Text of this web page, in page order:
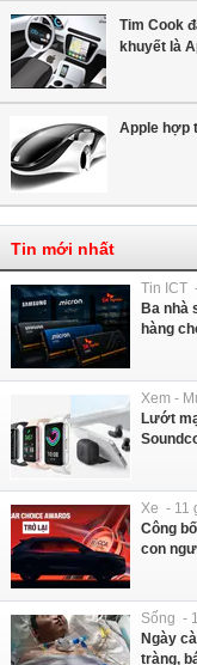
Tim Cook
khuyết là
Apple hợp
Tin mới nhất
Tin ICT
Ba nhà
hàng
Xem -
Lướt
Xe - 11
Công
con
Sống -
Ngày
tràng,